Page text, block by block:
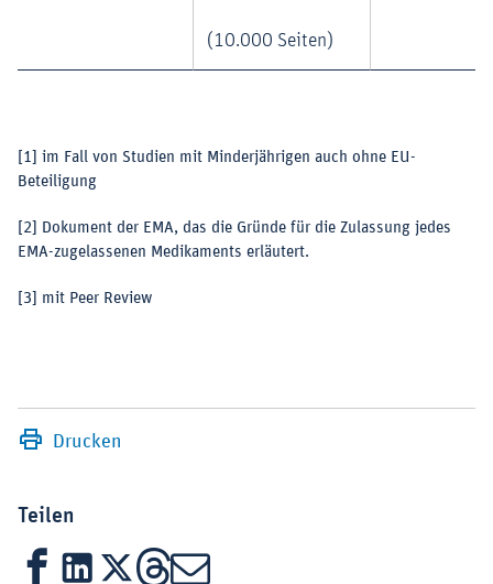
(10.000 Seiten)
[1]
im Fall von Studien mit Minderjährigen auch ohne EU-
Beteiligung
[2]
Dokument der EMA, das die Gründe für die Zulassung jedes
EMA-zugelassenen Medikaments erläutert.
[3] mit Peer Review
Drucken
Teilen
FacebookLinkedIn
X Threads
Mail